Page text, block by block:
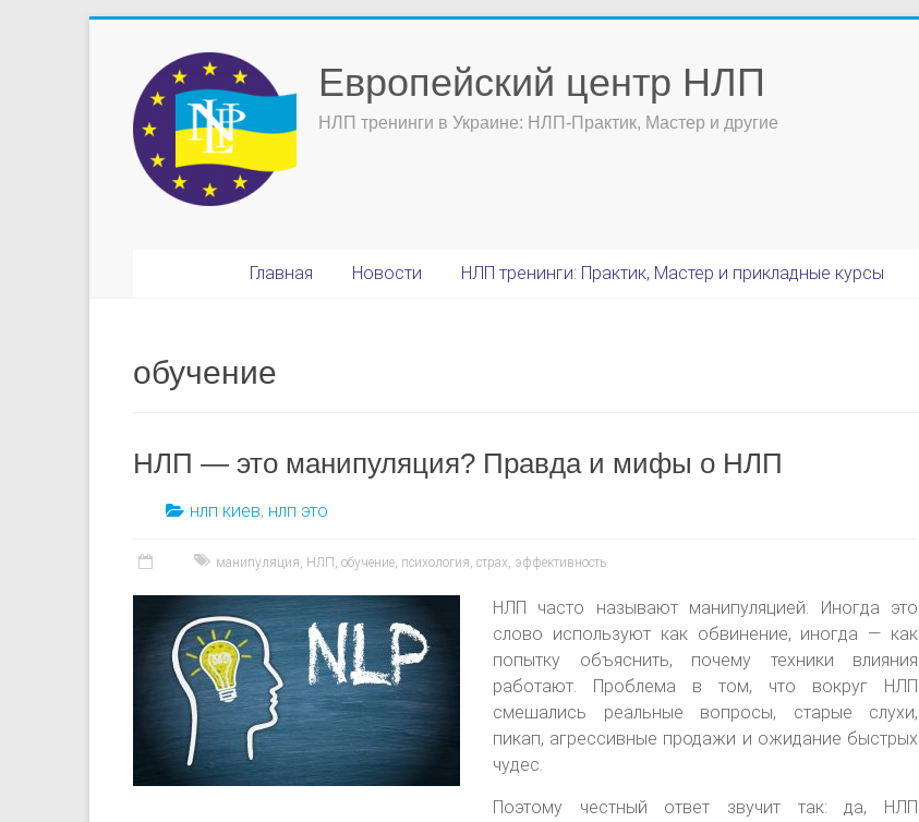
Европейский центр НЛП
НЛП тренинги в Украине: НЛП-Практик, Мастер и другие
Главная Новости НЛП тренинги: Практик, Мастер и прикладные курсы
обучение
НЛП — это манипуляция? Правда и мифы о НЛП
нлп киев, нлп это
манипуляция, НЛП , обучение, психология, страх, эффективность
НЛП часто называют манипуляцией. Иногда это
слово используют как обвинение, иногда — как
попытку объяснить, почему техники влияния
работают. Проблема в том, что вокруг НЛП
смешались реальные вопросы, старые слухи,
пикап, агрессивные продажи и ожидание быстрых
чудес.
Поэтому честный ответ звучит так: да, НЛП